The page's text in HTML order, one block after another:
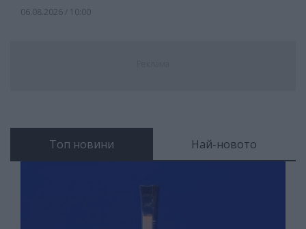
06.08.2026 / 10:00
Топ новини Най-новото